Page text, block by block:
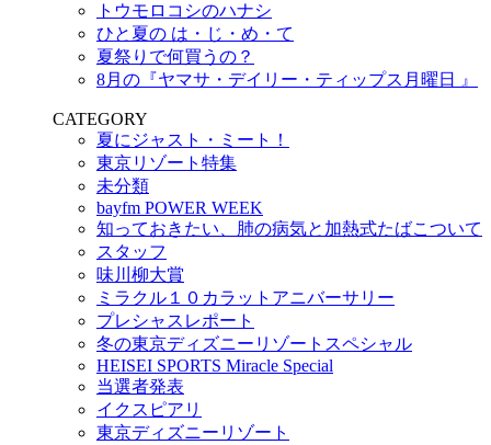
トウモロコシのハナシ
ひと夏の は・じ・め・て
夏祭りで何買うの？
8月の『ヤマサ・デイリー・ティップス月曜日 』
CATEGORY
夏にジャスト・ミート！
東京リゾート特集
未分類
bayfm POWER WEEK
知っておきたい、肺の病気と加熱式たばこついて
スタッフ
味川柳大賞
ミラクル１０カラットアニバーサリー
プレシャスレポート
冬の東京ディズニーリゾートスペシャル
HEISEI SPORTS Miracle Special
当選者発表
イクスピアリ
東京ディズニーリゾート